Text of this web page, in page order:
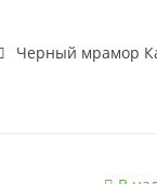
Черный мрамор